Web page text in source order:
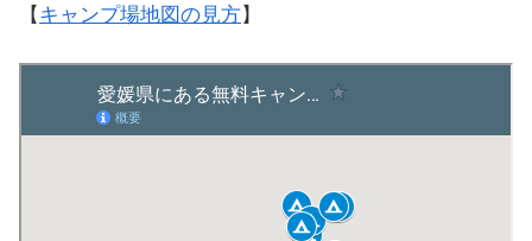
【 キャンプ場地図の見方】